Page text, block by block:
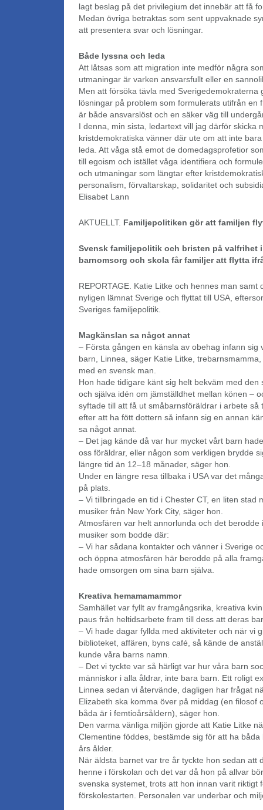
lagt beslag på det privilegium det innebär att få
Medan övriga betraktas som sent uppvaknade
att presentera svar och lösningar.
Både lyssna och leda
Att låtsas som att migration inte medför några
utmaningar är varken ansvarsfullt eller en
Men att försöka tävla med Sverigedemokraterna
lösningar på problem som formulerats utifrån en
är både ansvarslöst och en säker väg till
I denna, min sista, ledartext vill jag därför skicka
kristdemokratiska vänner där ute om att inte
leda. Att våga stå emot de domedagsprofetior
till egoism och istället våga identifiera och
och utmaningar som längtar efter
personalism, förvaltarskap, solidaritet och
Elisabet Lann
AKTUELLT. Familjepolitiken gör att familjen
Svensk familjepolitik och bristen på valfrihet
barnomsorg och skola får familjer att flytta
REPORTAGE. Katie Litke och hennes man samt
nyligen lämnat Sverige och flyttat till USA,
Sveriges familjepolitik.
Magkänslan sa något annat
– Första gången en känsla av obehag infann sig
barn, Linnea, säger Katie Litke,
med en svensk man.
Hon hade tidigare känt sig helt bekväm med den
och själva idén om jämställdhet mellan könen –
syftade till att få ut småbarnsföräldrar i arbete så
efter att ha fött dottern så infann sig en annan
sa något annat.
– Det jag kände då var hur mycket vårt barn
oss föräldrar, eller någon som verkligen brydde
längre tid än 12–18 månader, säger hon.
Under en längre resa tillbaka i USA var det
på plats.
– Vi tillbringade en tid i Chester CT, en liten stad
musiker från New York City, säger hon.
Atmosfären var helt annorlunda och det berodde
musiker som bodde där:
– Vi har sådana kontakter och vänner i Sverige
och öppna atmosfären här berodde på alla
hade omsorgen om sina barn själva.
Kreativa hemamamammor
Samhället var fyllt av framgångsrika, kreativa
paus från heltidsarbete fram till dess att deras
– Vi hade dagar fyllda med aktiviteter och när vi
biblioteket, affären, byns café, så kände de
kunde våra barns namn.
– Det vi tyckte var så härligt var hur våra barn
människor i alla åldrar, inte bara barn. Ett roligt
Linnea sedan vi återvände, dagligen har frågat
Elizabeth ska komma över på middag (en filosof
båda är i femtioårsåldern), säger hon.
Den varma vänliga miljön gjorde att Katie Litke
Clementine föddes, bestämde sig för att ha
års ålder.
När äldsta barnet var tre år tyckte hon sedan att
henne i förskolan och det var då hon på allvar
svenska systemet, trots att hon innan varit riktigt
förskolestarten. Personalen var underbar och